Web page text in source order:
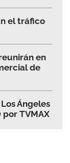
el tráfico
en
de
Ángeles
por TVMAX